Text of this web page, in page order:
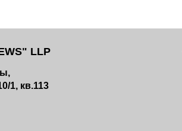
LLP
1, кв.113